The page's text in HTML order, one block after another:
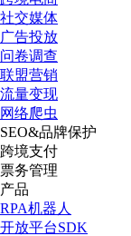
社交媒体
广告投放
问卷调查
联盟营销
流量变现
网络爬虫
SEO&品牌保护
跨境支付
票务管理
产品
RPA机器人
开放平台SDK